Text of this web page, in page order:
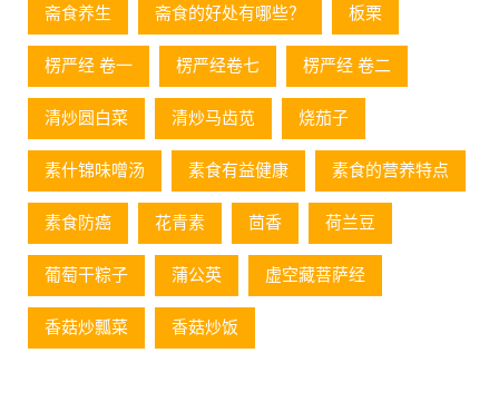
斋食养生 斋食的好处有哪些？ 板栗
楞严经 卷一 楞严经卷七 楞严经 卷二
清炒圆白菜 清炒马齿苋 烧茄子
素什锦味噌汤 素食有益健康 素食的营养特点
素食防癌 花青素 茴香 荷兰豆
葡萄⼲粽⼦ 蒲公英 虚空藏菩萨经
香菇炒瓢菜 香菇炒饭